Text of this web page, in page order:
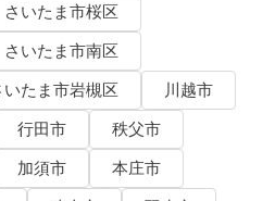
さいたま市桜区
さいたま市南区
いたま市岩槻区
川越市
行田市
秩父市
加須市
本庄市